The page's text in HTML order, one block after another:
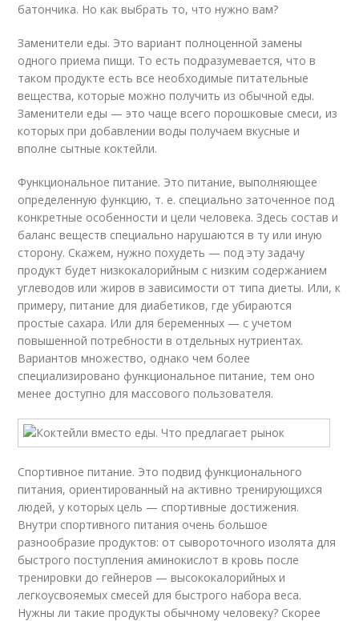
батончика. Но как выбрать то, что нужно вам?
Заменители еды. Это вариант полноценной замены
одного приема пищи. То есть подразумевается, что в
таком продукте есть все необходимые питательные
вещества, которые можно получить из обычной еды.
Заменители еды — это чаще всего порошковые смеси, из
которых при добавлении воды получаем вкусные и
вполне сытные коктейли.
Функциональное питание. Это питание, выполняющее
определенную функцию, т. е. специально заточенное под
конкретные особенности и цели человека. Здесь состав и
баланс веществ специально нарушаются в ту или иную
сторону. Скажем, нужно похудеть — под эту задачу
продукт будет низкокалорийным с низким содержанием
углеводов или жиров в зависимости от типа диеты. Или, к
примеру, питание для диабетиков, где убираются
простые сахара. Или для беременных — с учетом
повышенной потребности в отдельных нутриентах.
Вариантов множество, однако чем более
специализировано функциональное питание, тем оно
менее доступно для массового пользователя.
Спортивное питание. Это подвид функционального
питания, ориентированный на активно тренирующихся
людей, у которых цель — спортивные достижения.
Внутри спортивного питания очень большое
разнообразие продуктов: от сывороточного изолята для
быстрого поступления аминокислот в кровь после
тренировки до гейнеров — высококалорийных и
легкоусвояемых смесей для быстрого набора веса.
Нужны ли такие продукты обычному человеку? Скорее